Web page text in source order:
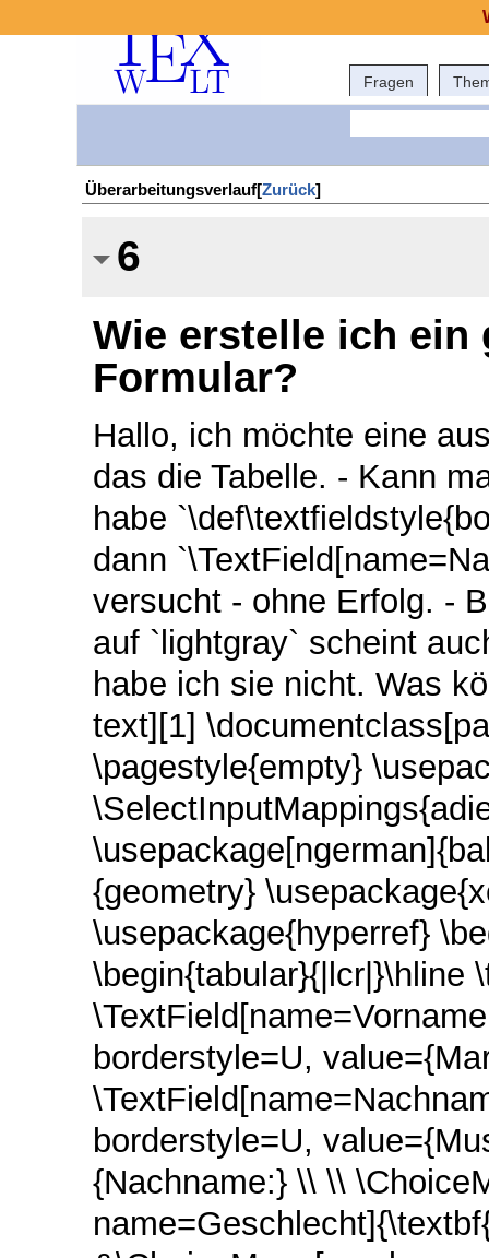
Fragen
Überarbeitungsverlauf[Zurück]
6
Wie erstelle ich ein
Formular?
Hallo, ich möchte eine
das die Tabelle. - Kann
habe
dann
versucht - ohne Erfolg. -
auf `lightgray` scheint
habe ich sie nicht. Was
text][1]
\pagestyle{empty}
{geometry}
\usepackage{hyperref}
\begin{tabular}{|lcr|}\hline
borderstyle=U,
borderstyle=U,
{Nachname:} \\ \\